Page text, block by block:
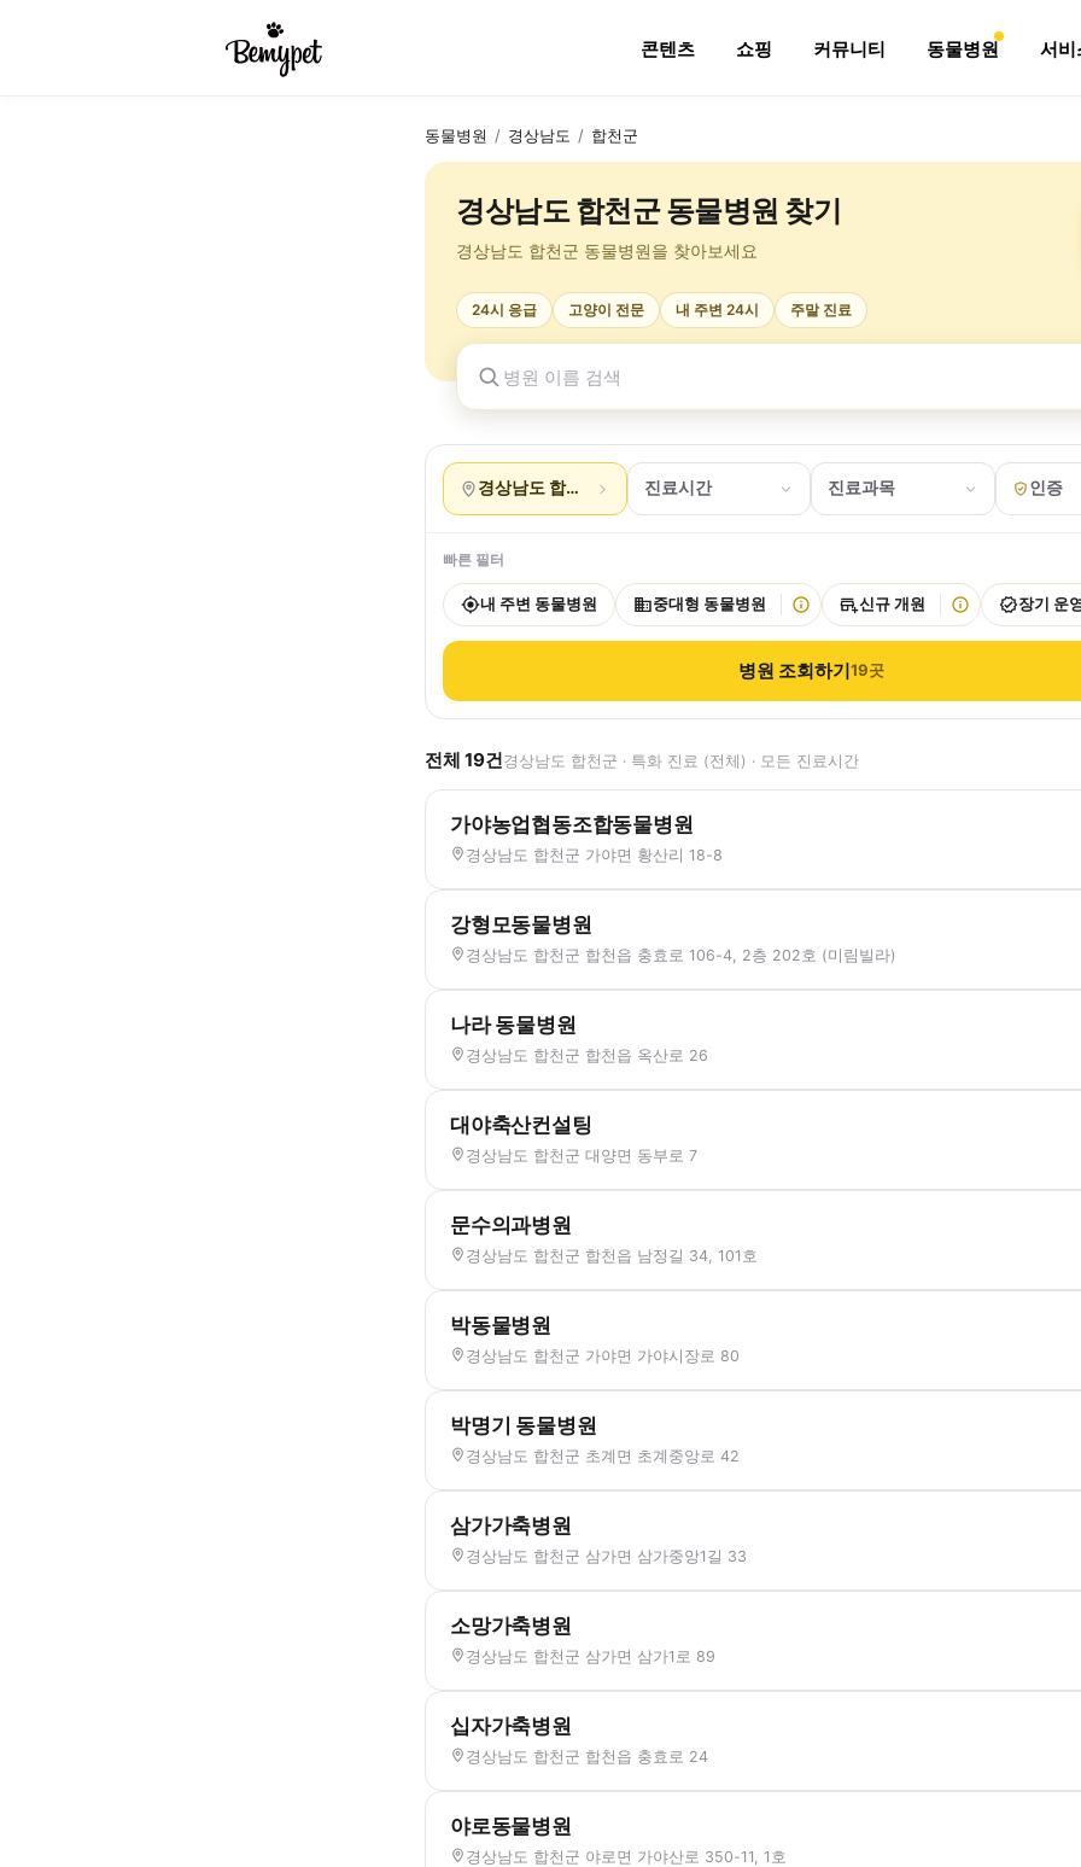
콘텐츠 쇼핑 커뮤니티 동물병원 서비
동물병원 / 경상남도 / 합천군
경상남도 합천군 동물병원 찾기
경상남도 합천군 동물병원을 찾아보세요
24시 응급 고양이 전문 내 주변 24시 주말 진료
경상남도 합천군 진료시간 진료과목 인증
빠른 필터
내 주변 동물병원 중대형 동물병원 신규 개원 장기 운
병원 조회하기19곳
전체 19건경상남도 합천군 · 특화 진료 (전체) · 모든 진료시간
가야농업협동조합동물병원
경상남도 합천군 가야면 황산리 18-8
강형모동물병원
경상남도 합천군 합천읍 충효로 106-4, 2층 202호 (미림빌라)
나라 동물병원
경상남도 합천군 합천읍 옥산로 26
대야축산컨설팅
경상남도 합천군 대양면 동부로 7
문수의과병원
경상남도 합천군 합천읍 남정길 34, 101호
박동물병원
경상남도 합천군 가야면 가야시장로 80
박명기 동물병원
경상남도 합천군 초계면 초계중앙로 42
삼가가축병원
경상남도 합천군 삼가면 삼가중앙1길 33
소망가축병원
경상남도 합천군 삼가면 삼가1로 89
십자가축병원
경상남도 합천군 합천읍 충효로 24
야로동물병원
경상남도 합천군 야로면 가야산로 350-11, 1호